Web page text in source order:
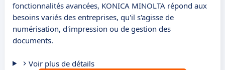
fonctionnalités avancées, KONICA MINOLTA répond aux
besoins variés des entreprises, qu'il s'agisse de
numérisation, d'impression ou de gestion des
documents.
Voir plus de détails